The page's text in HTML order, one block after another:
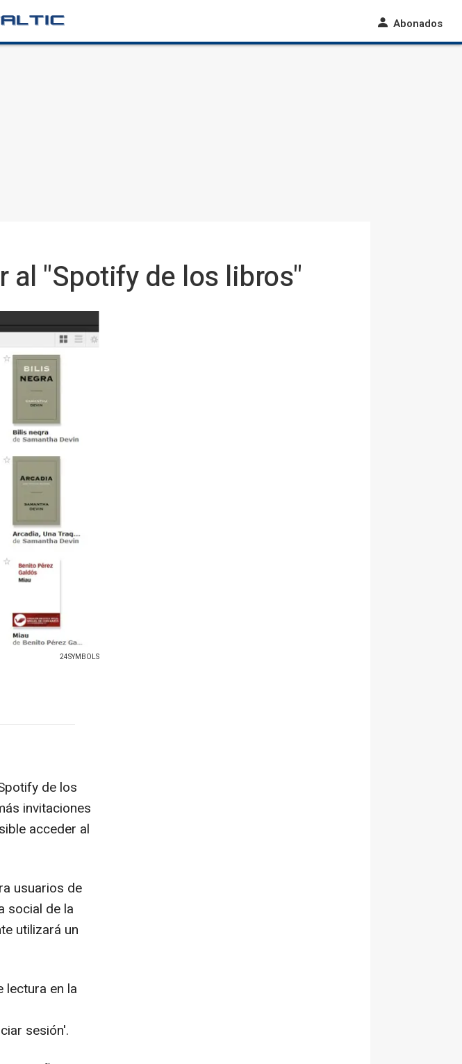
Abonados
"Spotify de los libros"
24SYMBOLS
de los
invitaciones
acceder al
usuarios de
social de la
utilizará un
lectura en la
sesión'.